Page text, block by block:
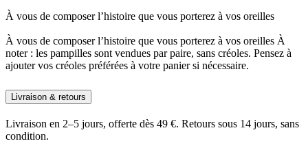
À vous de composer l’histoire que vous porterez à vos oreilles
À vous de composer l’histoire que vous porterez à vos oreilles À
noter : les pampilles sont vendues par paire, sans créoles. Pensez à
ajouter vos créoles préférées à votre panier si nécessaire.
Livraison & retours
Livraison en 2–5 jours, offerte dès 49 €. Retours sous 14 jours, sans
condition.